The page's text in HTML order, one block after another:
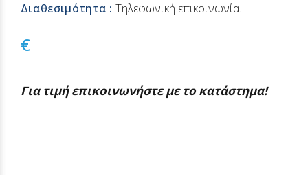
Διαθεσιμότητα :Τηλεφωνική επικοινωνία.
€
Για τιμή επικοινωνήστε με το κατάστημα!